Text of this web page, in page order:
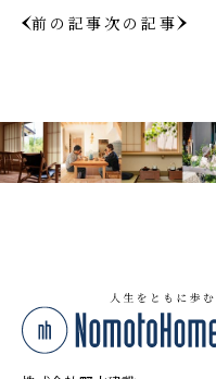
前の記事次の記事